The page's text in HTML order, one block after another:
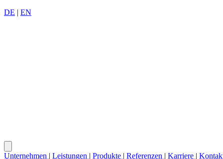
DE | EN
Unternehmen | Leistungen | Produkte | Referenzen | Karriere |